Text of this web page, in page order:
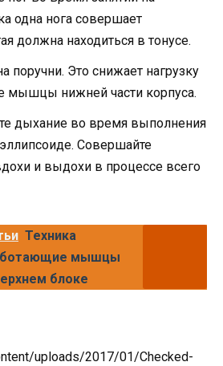
одна нога совершает
должна находиться в тонусе.
поручни. Это снижает нагрузку
мышцы нижней части корпуса.
дыхание во время выполнения
Совершайте
и выдохи в процессе всего
Техника
мышцы
блоке
uploads/2017/01/Checked-